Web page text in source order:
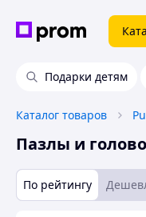
Подарки детям
Каталог товаров
Пазлы и
По рейтингу